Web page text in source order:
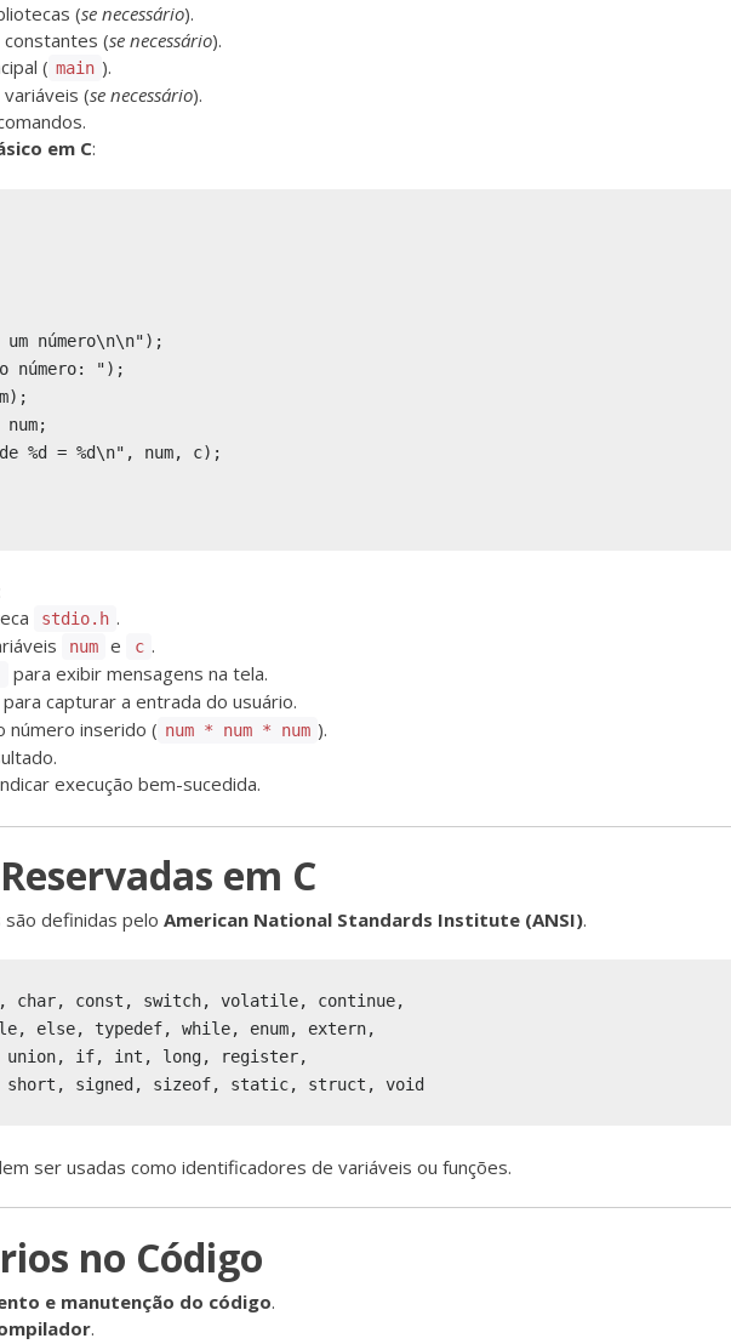
(se necessário).
constantes (se necessário).
( main ).
(se necessário).
em C:
um número\n\n");
número: ");
num;
%d = %d\n", num, c);
stdio.h .
num e c .
para exibir mensagens na tela.
para capturar a entrada do usuário.
número inserido ( num * num * num ).
execução bem-sucedida.
em C
definidas pelo American National Standards Institute (ANSI).
char, const, switch, volatile, continue,
else, typedef, while, enum, extern,
if, int, long, register,
ser usadas como identificadores de variáveis ou funções.
no Código
e manutenção do código.
.